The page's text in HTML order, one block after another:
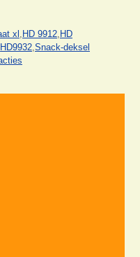
xl , HD 9912, HD
HD9932,Snack-deksel